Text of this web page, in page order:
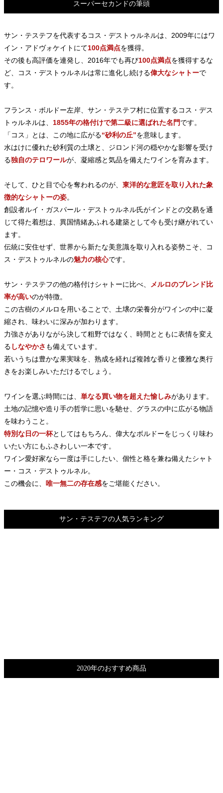
スーパーセカンドの筆頭
サン・テステフを代表するコス・デストゥルネルは、2009年にはワ
イン・アドヴォケイトにて100点満点を獲得。
その後も高評価を連発し、2016年でも再び100点満点を獲得するな
ど、コス・デストゥルネルは常に進化し続ける偉大なシャトーで
す。
フランス・ボルドー左岸、サン・テステフ村に位置するコス・デス
トゥルネルは、 1855年の格付けで第二級に選ばれた名門です。
「コス」とは、この地に広がる“砂利の丘”を意味します。
水はけに優れた砂利質の土壌と、ジロンド河の穏やかな影響を受け
る独自のテロワールが、凝縮感と気品を備えたワインを育みます。
そして、ひと目で心を奪われるのが、 東洋的な意匠を取り入れた象
徴的なシャトーの姿。
創設者ルイ・ガスパール・デストゥルネル氏がインドとの交易を通
じて得た着想は、異国情緒あふれる建築として今も受け継がれてい
ます。
伝統に安住せず、世界から新たな美意識を取り入れる姿勢こそ、コ
ス・デストゥルネルの魅力の核心です。
サン・テステフの他の格付けシャトーに比べ、
メルロのブレンド比
率が高いのが特徴。
この古樹のメルロを用いることで、土壌の栄養分がワインの中に凝
縮され、味わいに深みが加わります。
力強さがありながら決して粗野ではなく、時間とともに表情を変え
る しなやかさ も備えています。
若いうちは豊かな果実味を、熟成を経れば複雑な香りと優雅な奥行
きをお楽しみいただけるでしょう。
ワインを選ぶ時間には、 単なる買い物を超えた愉しみがあります。
土地の記憶や造り手の哲学に思いを馳せ、グラスの中に広がる物語
を味わうこと。
特別な日の一杯としてはもちろん、偉大なボルドーをじっくり味わ
いたい方にもふさわしい一本です。
ワイン愛好家なら一度は手にしたい、個性と格を兼ね備えたシャト
ー・コス・デストゥルネル。
この機会に、 唯一無二の存在感をご堪能ください。
サン・テステフの人気ランキング
2020年のおすすめ商品